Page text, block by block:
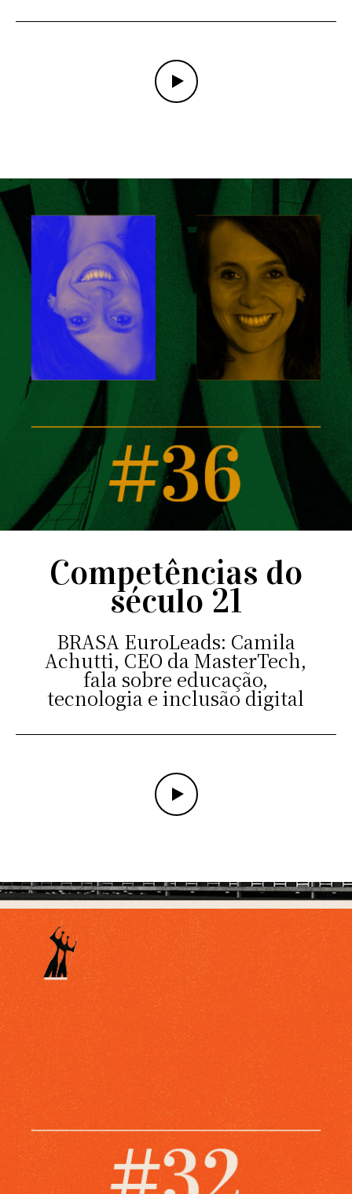
Competências do
século 21
BRASA EuroLeads: Camila
Achutti, CEO da MasterTech,
fala sobre educação,
tecnologia e inclusão digital